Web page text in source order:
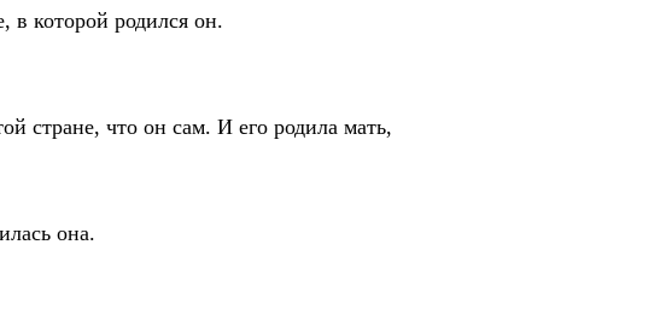
которой родился он.
что он сам. И его родила мать,
она.